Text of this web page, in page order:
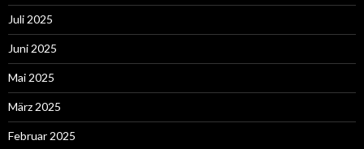
Juli 2025
Juni 2025
Mai 2025
März 2025
Februar 2025